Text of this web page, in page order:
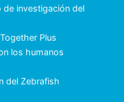
de investigación del
Plus
los humanos
del Zebrafish